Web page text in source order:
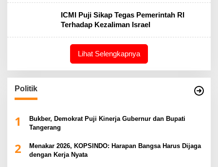
ICMI Puji Sikap Tegas Pemerintah RI
Terhadap Kezaliman Israel
Lihat Selengkapnya
Politik
1
Bukber, Demokrat Puji Kinerja Gubernur dan Bupati
Tangerang
2
Menakar 2026, KOPSINDO: Harapan Bangsa Harus Dijaga
dengan Kerja Nyata